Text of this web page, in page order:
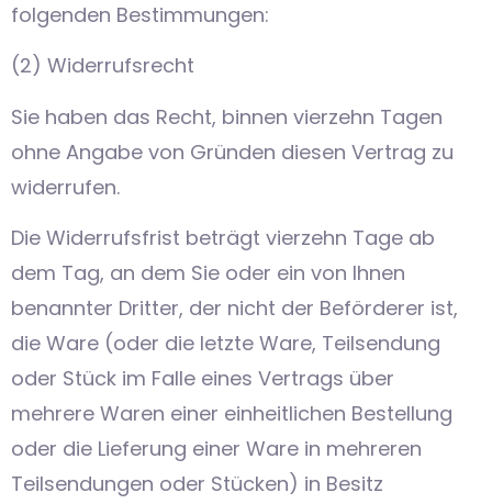
folgenden Bestimmungen:
(2) Widerrufsrecht
Sie haben das Recht, binnen vierzehn Tagen
ohne Angabe von Gründen diesen Vertrag zu
widerrufen.
Die Widerrufsfrist beträgt vierzehn Tage ab
dem Tag, an dem Sie oder ein von Ihnen
benannter Dritter, der nicht der Beförderer ist,
die Ware (oder die letzte Ware, Teilsendung
oder Stück im Falle eines Vertrags über
mehrere Waren einer einheitlichen Bestellung
oder die Lieferung einer Ware in mehreren
Teilsendungen oder Stücken) in Besitz